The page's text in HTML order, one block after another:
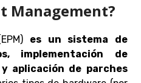
Management?
es un sistema de
implementación de
aplicación de parches